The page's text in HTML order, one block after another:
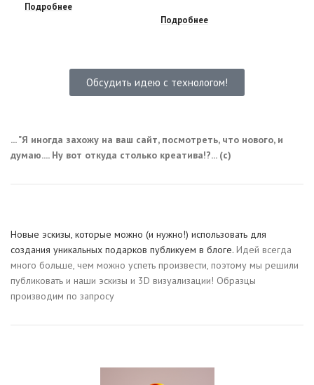
Подробнее
Подробнее
Обсудить идею с технологом!
... "Я иногда захожу на ваш сайт, посмотреть, что нового, и
думаю.... Ну вот откуда столько креатива!?... (с)
Новые эскизы, которые можно (и нужно!) использовать для
создания уникальных подарков публикуем в блоге. Идей всегда
много больше, чем можно успеть произвести, поэтому мы решили
публиковать и наши эскизы и 3D визуализации! Образцы
производим по запросу